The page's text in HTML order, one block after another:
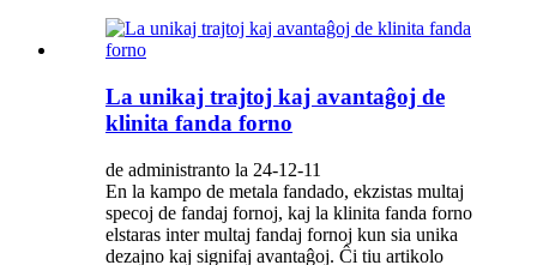
La unikaj trajtoj kaj avantaĝoj de
klinita fanda forno
de administranto la 24-12-11
En la kampo de metala fandado, ekzistas multaj
specoj de fandaj fornoj, kaj la klinita fanda forno
elstaras inter multaj fandaj fornoj kun sia unika
dezajno kaj signifaj avantaĝoj. Ĉi tiu artikolo